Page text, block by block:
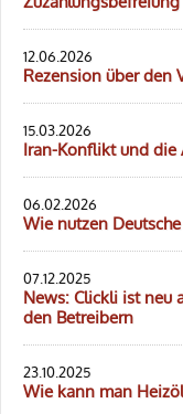
12.06.2026
Rezension über den
15.03.2026
Iran-Konflikt und die
06.02.2026
Wie nutzen
07.12.2025
News: Clickli ist neu
den Betreibern
23.10.2025
Wie kann man